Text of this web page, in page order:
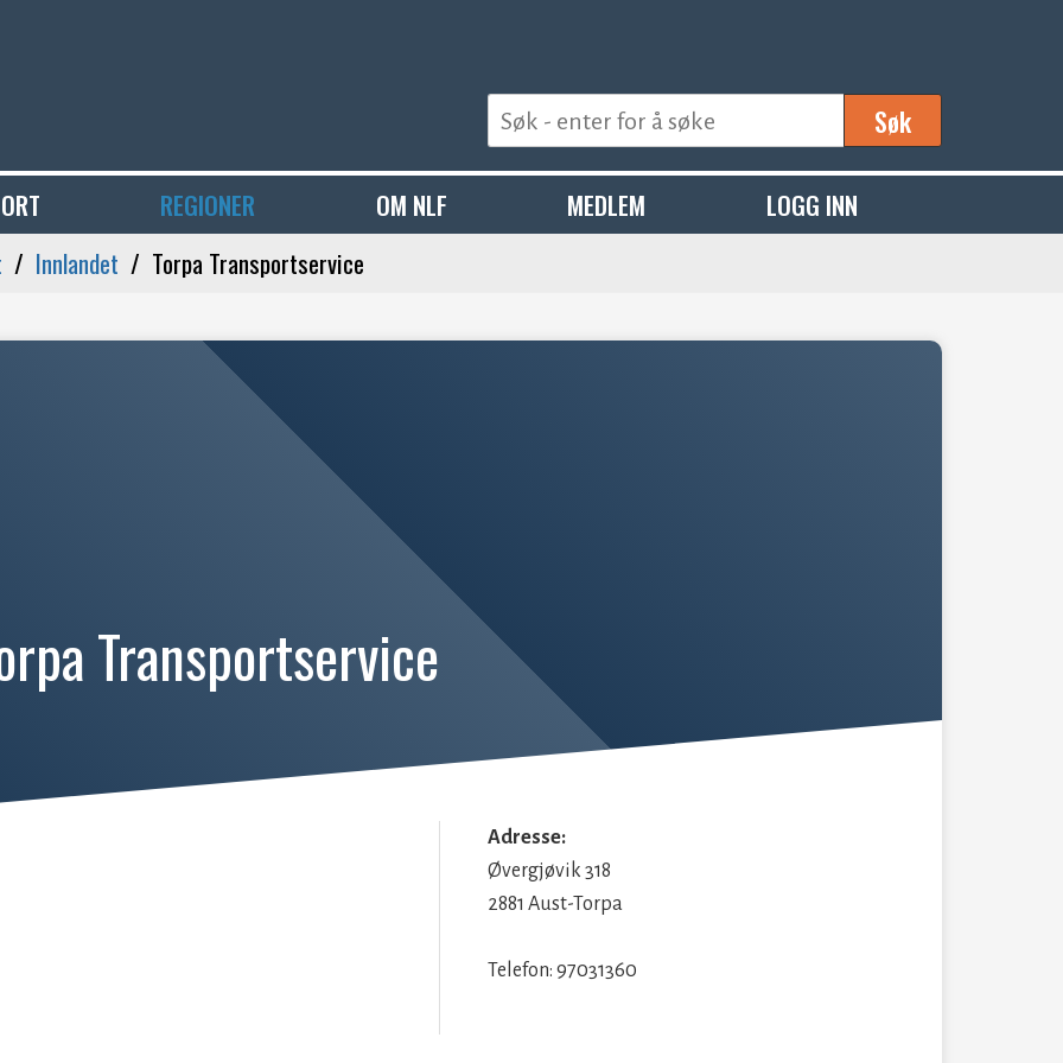
Søk
REGIONER OM NLF MEDLEM
LOGG INN
Innlandet Torpa Transportservice
Transportservice
Adresse:
Øvergjøvik 318
2881 Aust-Torpa
Telefon: 97031360